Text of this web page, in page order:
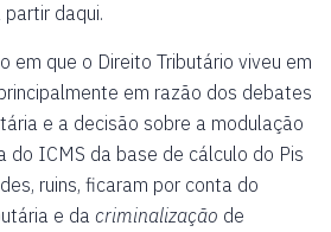
daqui.
em que o Direito Tributário viveu em
em razão dos debates
e a decisão sobre a modulação
do ICMS da base de cálculo do Pis
ruins, ficaram por conta do
e da criminalização de